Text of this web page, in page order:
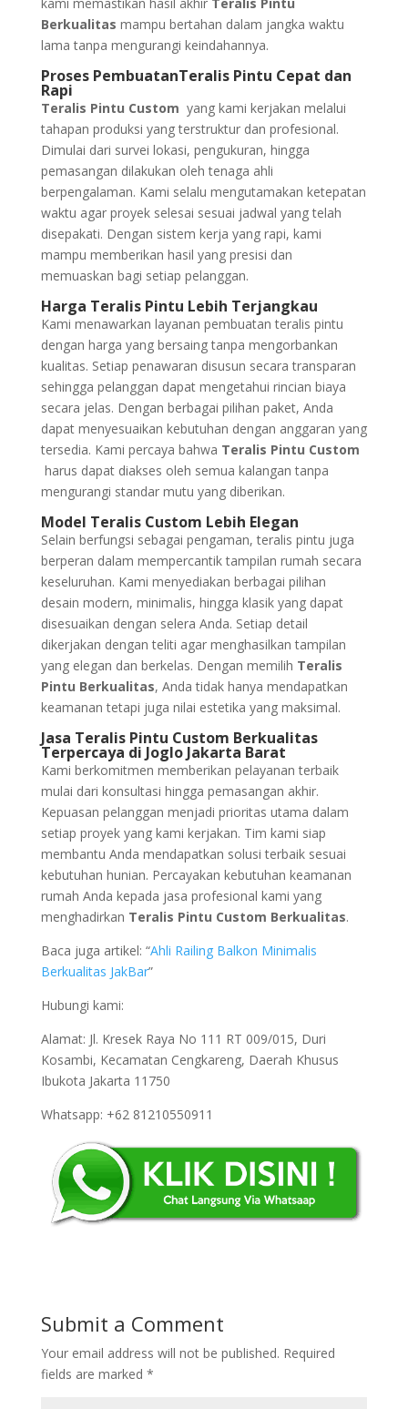
kami memastikan hasil akhir Teralis Pintu
Berkualitas mampu bertahan dalam jangka waktu
lama tanpa mengurangi keindahannya.
Proses PembuatanTeralis Pintu Cepat dan
Rapi
Teralis Pintu Custom yang kami kerjakan melalui
tahapan produksi yang terstruktur dan profesional.
Dimulai dari survei lokasi, pengukuran, hingga
pemasangan dilakukan oleh tenaga ahli
berpengalaman. Kami selalu mengutamakan ketepatan
waktu agar proyek selesai sesuai jadwal yang telah
disepakati. Dengan sistem kerja yang rapi, kami
mampu memberikan hasil yang presisi dan
memuaskan bagi setiap pelanggan.
Harga Teralis Pintu Lebih Terjangkau
Kami menawarkan layanan pembuatan teralis pintu
dengan harga yang bersaing tanpa mengorbankan
kualitas. Setiap penawaran disusun secara transparan
sehingga pelanggan dapat mengetahui rincian biaya
secara jelas. Dengan berbagai pilihan paket, Anda
dapat menyesuaikan kebutuhan dengan anggaran yang
tersedia. Kami percaya bahwa Teralis Pintu Custom
harus dapat diakses oleh semua kalangan tanpa
mengurangi standar mutu yang diberikan.
Model Teralis Custom Lebih Elegan
Selain berfungsi sebagai pengaman, teralis pintu juga
berperan dalam mempercantik tampilan rumah secara
keseluruhan. Kami menyediakan berbagai pilihan
desain modern, minimalis, hingga klasik yang dapat
disesuaikan dengan selera Anda. Setiap detail
dikerjakan dengan teliti agar menghasilkan tampilan
yang elegan dan berkelas. Dengan memilih Teralis
Pintu Berkualitas, Anda tidak hanya mendapatkan
keamanan tetapi juga nilai estetika yang maksimal.
Jasa Teralis Pintu Custom Berkualitas
Terpercaya di Joglo Jakarta Barat
Kami berkomitmen memberikan pelayanan terbaik
mulai dari konsultasi hingga pemasangan akhir.
Kepuasan pelanggan menjadi prioritas utama dalam
setiap proyek yang kami kerjakan. Tim kami siap
membantu Anda mendapatkan solusi terbaik sesuai
kebutuhan hunian. Percayakan kebutuhan keamanan
rumah Anda kepada jasa profesional kami yang
menghadirkan Teralis Pintu Custom Berkualitas.
Baca juga artikel: “Ahli Railing Balkon Minimalis
Berkualitas JakBar”
Hubungi kami:
Alamat: Jl. Kresek Raya No 111 RT 009/015, Duri
Kosambi, Kecamatan Cengkareng, Daerah Khusus
Ibukota Jakarta 11750
Whatsapp: +62 81210550911
Submit a Comment
Your email address will not be published. Required
fields are marked *